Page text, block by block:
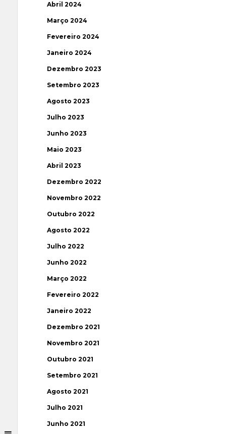
Abril 2024
Março 2024
Fevereiro 2024
Janeiro 2024
Dezembro 2023
Setembro 2023
Agosto 2023
Julho 2023
Junho 2023
Maio 2023
Abril 2023
Dezembro 2022
Novembro 2022
Outubro 2022
Agosto 2022
Julho 2022
Junho 2022
Março 2022
Fevereiro 2022
Janeiro 2022
Dezembro 2021
Novembro 2021
Outubro 2021
Setembro 2021
Agosto 2021
Julho 2021
Junho 2021